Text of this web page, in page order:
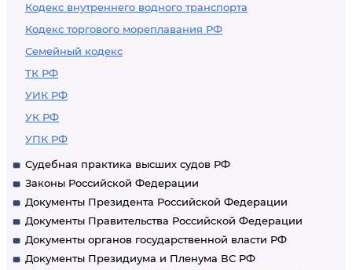
Кодекс внутреннего водного транспорта
Кодекс торгового мореплавания РФ
Семейный кодекс
ТК РФ
УИК РФ
УК РФ
УПК РФ
Судебная практика высших судов РФ
Законы Российской Федерации
Документы Президента Российской Федерации
Документы Правительства Российской Федерации
Документы органов государственной власти РФ
Документы Президиума и Пленума ВС РФ